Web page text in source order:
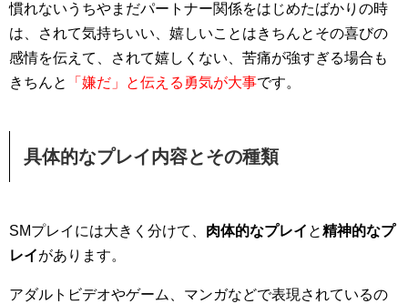
慣れないうちやまだパートナー関係をはじめたばかりの時
は、されて気持ちいい、嬉しいことはきちんとその喜びの
感情を伝えて、されて嬉しくない、苦痛が強すぎる場合も
きちんと
「嫌だ」と伝える勇気が大事です。
具体的なプレイ内容とその種類
SMプレイには大きく分けて、 肉体的なプレイ と精神的なプ
レイがあります。
アダルトビデオやゲーム、マンガなどで表現されているの